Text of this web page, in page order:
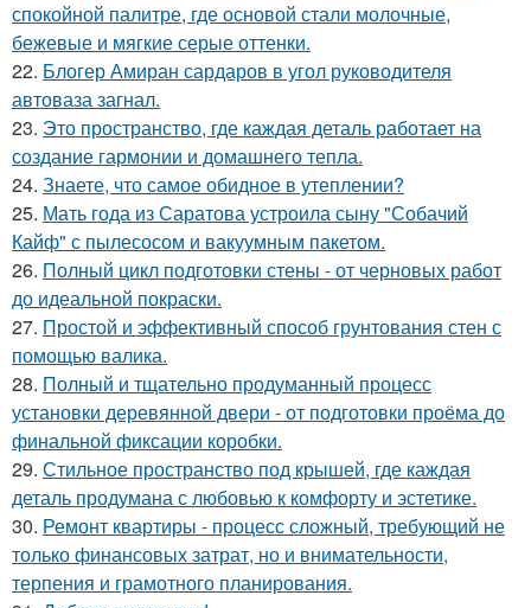
спокойной палитре, где основой стали молочные,
бежевые и мягкие серые оттенки.
22. Блогер Амиран сардаров в угол руководителя
автоваза загнал.
23. Это пространство, где каждая деталь работает на
создание гармонии и домашнего тепла.
24. Знаете, что самое обидное в утеплении?
25. Мать года из Саратова устроила сыну "Собачий
Кайф" с пылесосом и вакуумным пакетом.
26. Полный цикл подготовки стены - от черновых работ
до идеальной покраски.
27. Простой и эффективный способ грунтования стен с
помощью валика.
28. Полный и тщательно продуманный процесс
установки деревянной двери - от подготовки проёма до
финальной фиксации коробки.
29. Стильное пространство под крышей, где каждая
деталь продумана с любовью к комфорту и эстетике.
30. Ремонт квартиры - процесс сложный, требующий не
только финансовых затрат, но и внимательности,
терпения и грамотного планирования.